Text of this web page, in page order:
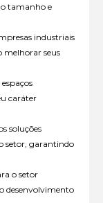
tamanho e
industriais
melhorar seus
caráter
soluções
setor, garantindo
o setor
desenvolvimento